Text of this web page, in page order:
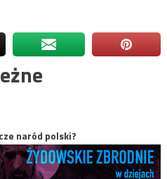
naród polski?